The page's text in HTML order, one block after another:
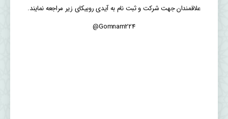
علاقمندان جهت شرکت و ثبت نام به آیدی روبیکای زیر مراجعه نمایند.
Gomnam224@